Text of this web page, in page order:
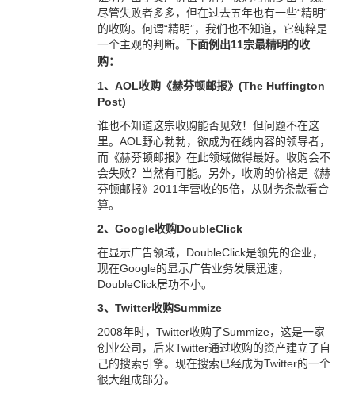
尽管失败者多多，但在过去五年也有一些“精明”
的收购。何谓“精明”，我们也不知道，它纯粹是
一个主观的判断。 下面例出11宗最精明的收
购：
1、AOL收购《赫芬顿邮报》(The Huffington
Post)
谁也不知道这宗收购能否见效！但问题不在这
里。AOL野心勃勃，欲成为在线内容的领导者，
而《赫芬顿邮报》在此领域做得最好。收购会不
会失败？当然有可能。另外，收购的价格是《赫
芬顿邮报》2011年营收的5倍，从财务条款看合
算。
2、Google收购DoubleClick
在显示广告领域，DoubleClick是领先的企业，
现在Google的显示广告业务发展迅速，
DoubleClick居功不小。
3、Twitter收购Summize
2008年时，Twitter收购了Summize，这是一家
创业公司，后来Twitter通过收购的资产建立了自
己的搜索引擎。现在搜索已经成为Twitter的一个
很大组成部分。